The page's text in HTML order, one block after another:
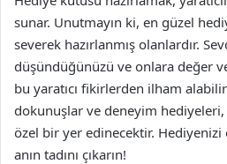
sunar. Unutmayın ki, en güzel
severek hazırlanmış olanlardır.
düşündüğünüzü ve onlara değer
bu yaratıcı fikirlerden ilham
dokunuşlar ve deneyim
özel bir yer edinecektir. Hediyenizi
anın tadını çıkarın!